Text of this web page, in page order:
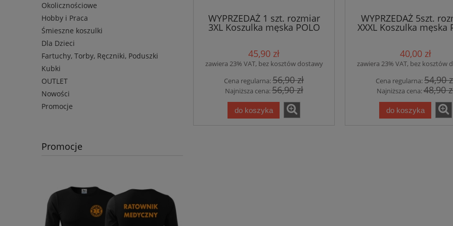
Okolicznościowe
Hobby i Praca
Śmieszne koszulki
Dla Dzieci
Fartuchy, Torby, Ręczniki, Poduszki
Kubki
OUTLET
Nowości
Promocje
Promocje
WYPRZEDAŻ 1 szt. rozmiar
3XL Koszulka męska POLO
(203) OPIEKUN MEDYCZNY
chabrowa
45,90 zł
zawiera 23% VAT, bez kosztów dostawy
Cena regularna:56,90 zł
Najniższa cena:56,90 zł
do koszyka
WYPRZEDAŻ 5szt.
XXXL Koszulka męska
(203) ESKULAP ZNAK
BIAŁA
40,00 zł
zawiera 23% VAT, bez kosztów
Cena regularna:54,90
Najniższa cena:48,90
do koszyka